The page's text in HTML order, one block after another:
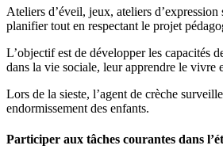
Ateliers d’éveil, jeux, ateliers d’expression
planifier tout en respectant le projet
L’objectif est de développer les capacités
dans la vie sociale, leur apprendre le vivre
Lors de la sieste, l’agent de crèche
endormissement des enfants.
Participer aux tâches courantes dans